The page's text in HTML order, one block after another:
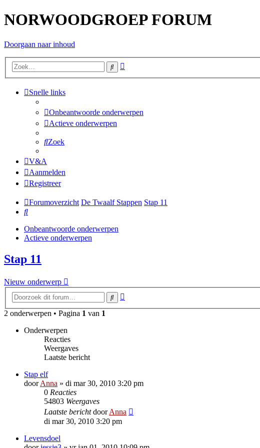
NORWOODGROEP FORUM
Doorgaan naar inhoud
Zoek
Snelle links
Onbeantwoorde onderwerpen
Actieve onderwerpen
Zoek
V&A
Aanmelden
Registreer
Forumoverzicht De Twaalf Stappen Stap 11
Zoek
Onbeantwoorde onderwerpen
Actieve onderwerpen
Stap 11
Nieuw onderwerp
Zoek
2 onderwerpen • Pagina 1 van 1
Onderwerpen
Reacties
Weergaves
Laatste bericht
Stap elf
doorAnna » di mar 30, 2010 3:20 pm
0 Reacties
54803 Weergaves
Laatste berichtdoorAnna
di mar 30, 2010 3:20 pm
Levensdoel